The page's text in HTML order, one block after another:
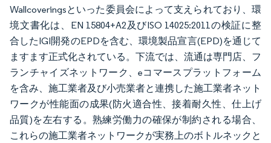
Wallcoveringsといった委員会によって支えられており、環
境文書化は、EN 15804+A2及びISO 14025:2011の検証に整
合したIGI開発のEPDを含む、環境製品宣言(EPD)を通じて
ますます正式化されている。下流では、流通は専門店、フ
ランチャイズネットワーク、eコマースプラットフォーム
を含み、施工業者及び小売業者と連携した施工業者ネット
ワークが性能面の成果(防火適合性、接着耐久性、仕上げ
品質)を左右する。熟練労働力の確保が制約される場合、
これらの施工業者ネットワークが実務上のボトルネックと